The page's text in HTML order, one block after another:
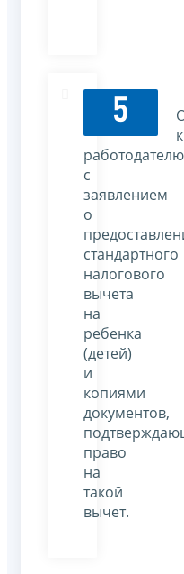
5
к
работодателю
с
заявлением
о
стандартного
налогового
вычета
на
ребенка
(детей)
и
копиями
документов,
право
на
такой
вычет.